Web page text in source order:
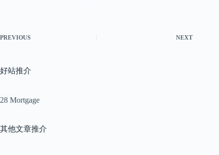
PREVIOUS NEXT
好站推介
28 Mortgage
其他文章推介